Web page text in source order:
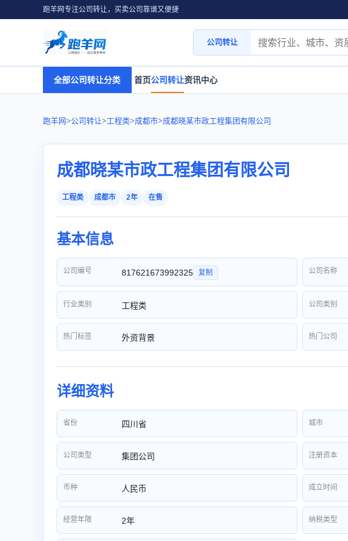
跑羊网专注公司转让，买卖公司靠谱又便捷
公司转让
全部公司转让分类 首页公司转让资讯中心
跑羊网>公司转让>工程类>成都市>成都晓某市政工程集团有限公司
成都晓某市政工程集团有限公司
工程类 成都市 2年 在售
基本信息
公司编号 817621673992325 复制 公司名称
行业类别 工程类 公司类别
热门标签 外资背景 热门公司
详细资料
省份 四川省 城市
公司类型 集团公司 注册资本
币种 人民币 成立时间
经营年限 2年 纳税类型